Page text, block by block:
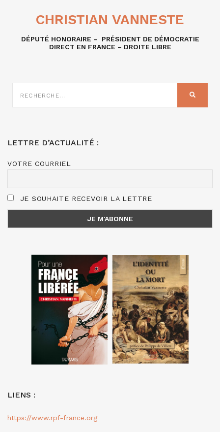
CHRISTIAN VANNESTE
DÉPUTÉ HONORAIRE – PRÉSIDENT DE DÉMOCRATIE
DIRECT EN FRANCE – DROITE LIBRE
SUR
LETTRE D’ACTUALITÉ :
VOTRE COURRIEL
JE SOUHAITE RECEVOIR LA LETTRE
LIENS :
https://www.rpf-france.org